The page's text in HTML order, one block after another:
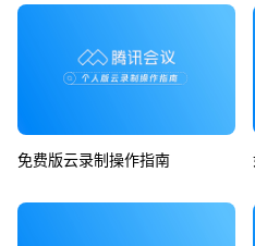
免费版云录制操作指南